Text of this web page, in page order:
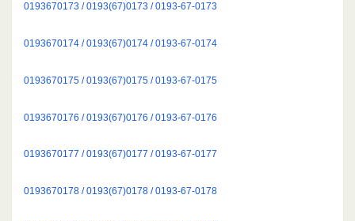
0193670173 / 0193(67)0173 / 0193-67-0173
0193670174 / 0193(67)0174 / 0193-67-0174
0193670175 / 0193(67)0175 / 0193-67-0175
0193670176 / 0193(67)0176 / 0193-67-0176
0193670177 / 0193(67)0177 / 0193-67-0177
0193670178 / 0193(67)0178 / 0193-67-0178